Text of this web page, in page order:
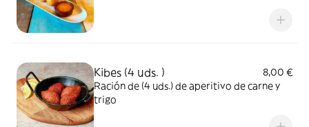
Kibes (4 uds. )
8,00 €
Ración de (4 uds.) de aperitivo de carne y
trigo